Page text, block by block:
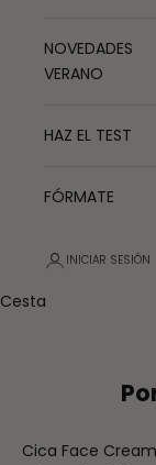
NOVEDADES
VERANO
HAZ EL TEST
FÓRMATE
INICIAR SESIÓN
Cesta
Cica Face